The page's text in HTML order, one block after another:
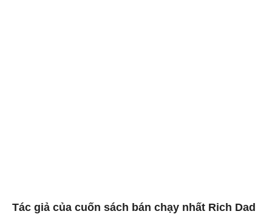
Tác giả của cuốn sách bán chạy nhất Rich Dad